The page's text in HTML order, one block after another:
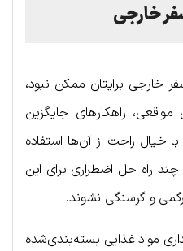
خارجی
خارجی برایتان ممکن نبود،
راهکارهای جایگزین
خیال راحت از آن‌ها استفاده
راه حل اضطراری برای این
و گرسنگی نشوند.
مواد غذایی بسته‌بندی‌شده